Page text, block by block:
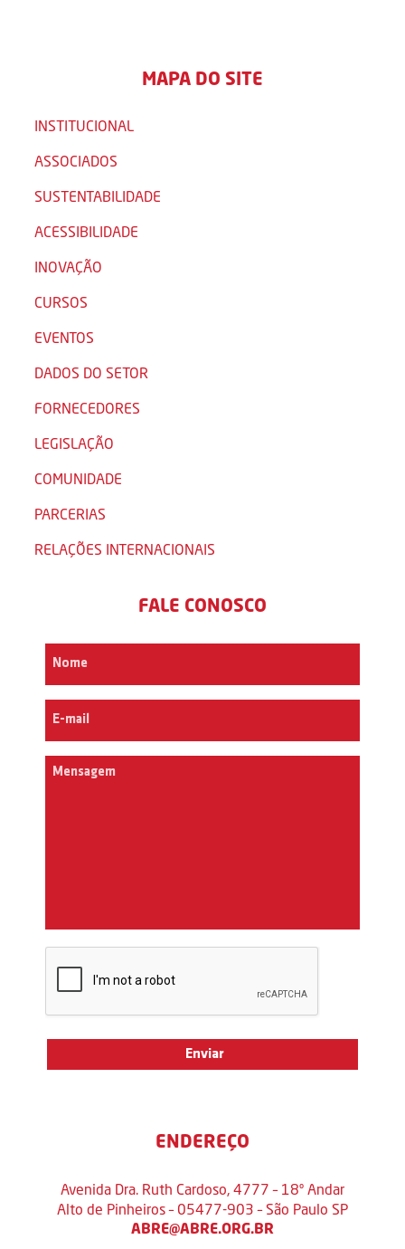
MAPA DO SITE
INSTITUCIONAL
ASSOCIADOS
SUSTENTABILIDADE
ACESSIBILIDADE
INOVAÇÃO
CURSOS
EVENTOS
DADOS DO SETOR
FORNECEDORES
LEGISLAÇÃO
COMUNIDADE
PARCERIAS
RELAÇÕES INTERNACIONAIS
FALE CONOSCO
ENDEREÇO
Avenida Dra. Ruth Cardoso, 4777 – 18º Andar
Alto de Pinheiros – 05477-903 – São Paulo SP
ABRE@ABRE.ORG.BR